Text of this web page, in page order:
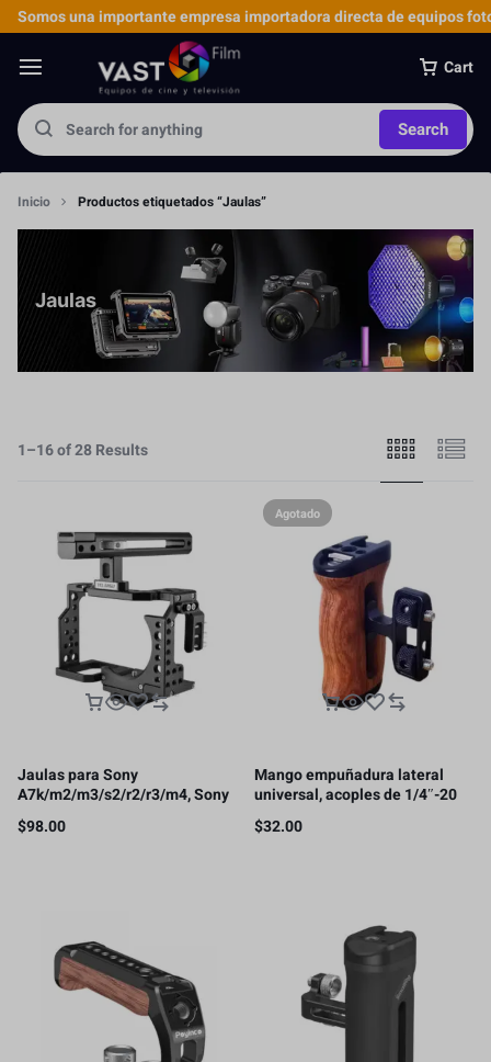
Somos una importante empresa importadora directa de equipos
Cart
Search
Inicio Productos etiquetados “Jaulas”
Jaulas
1–16 of 28 Results
Jaulas para Sony
A7k/m2/m3/s2/r2/r3/m4, Sony
FX30/FX3
$98.00
Agotado
Mango empuñadura lateral
universal, acoples de 1/4″-20
$32.00